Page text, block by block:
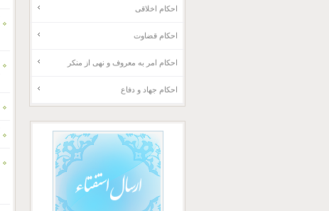
احکام اخلاقی
احکام قضاوت
احکام امر به معروف و نهی از منکر
احکام جهاد و دفاع